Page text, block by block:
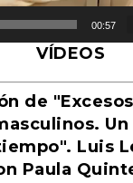
00:57
VÍDEOS
de
Luis
Paula